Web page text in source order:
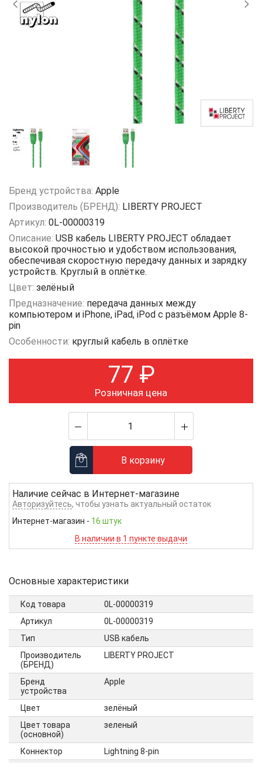
Бренд устройства: Apple
Производитель (БРЕНД): LIBERTY PROJECT
Артикул: 0L-00000319
Описание: USB кабель LIBERTY PROJECT обладает
высокой прочностью и удобством использования,
обеспечивая скоростную передачу данных и зарядку
устройств. Круглый в оплётке.
Цвет: зелёный
Предназначение: передача данных между
компьютером и iPhone, iPad, iPod с разъёмом Apple 8-
pin
Особенности: круглый кабель в оплётке
77 ₽
Розничная цена
В корзину
Наличие сейчас в Интернет-магазине
Авторизуйтесь, чтобы узнать актуальный остаток
Интернет-магазин - 16 штук
В наличии в 1 пункте выдачи
Основные характеристики
Код товара
0L-00000319
Артикул
0L-00000319
Тип
USB кабель
Производитель
(БРЕНД)
LIBERTY PROJECT
Бренд
устройства
Apple
Цвет
зелёный
Цвет товара
(основной)
зеленый
Коннектор
Lightning 8-pin